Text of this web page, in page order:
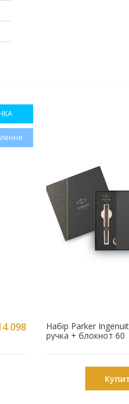
098
Набір Parker
ручка + блокнот 60